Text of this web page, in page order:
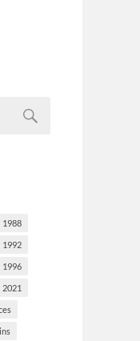
1988
1992
1996
2021